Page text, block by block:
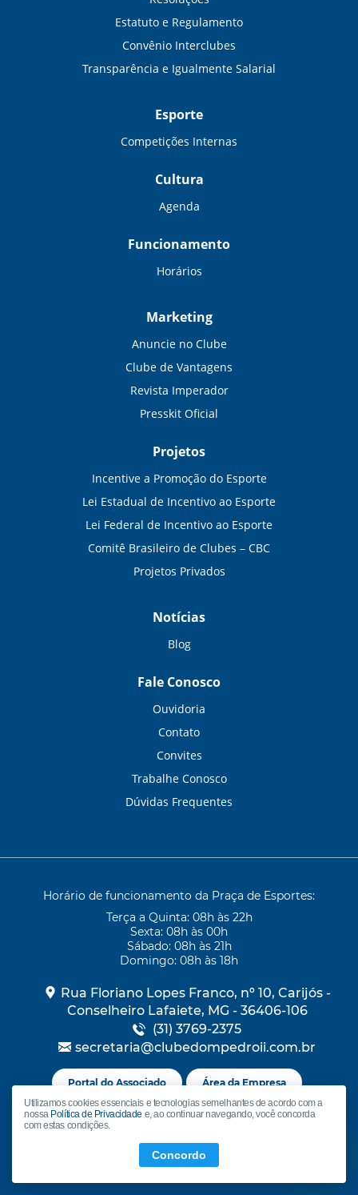
Utilizamos cookies essenciais e tecnologias semelhantes de acordo com a
nossa Política de Privacidade e, ao continuar navegando, você concorda
com estas condições.
Concordo
Estatuto e Regulamento
Convênio Interclubes
Transparência e Igualmente Salarial
Esporte
Competições Internas
Cultura
Agenda
Funcionamento
Horários
Marketing
Anuncie no Clube
Clube de Vantagens
Revista Imperador
Presskit Oficial
Projetos
Incentive a Promoção do Esporte
Lei Estadual de Incentivo ao Esporte
Lei Federal de Incentivo ao Esporte
Comitê Brasileiro de Clubes – CBC
Projetos Privados
Notícias
Blog
Fale Conosco
Ouvidoria
Contato
Convites
Trabalhe Conosco
Dúvidas Frequentes
Horário de funcionamento da Praça de Esportes:
Terça a Quinta: 08h às 22h
Sexta: 08h às 00h
Sábado: 08h às 21h
Domingo: 08h às 18h
Rua Floriano Lopes Franco, nº 10, Carijós-
Conselheiro Lafaiete, MG - 36406-106
(31) 3769-2375
secretaria@clubedompedroii.com.br
Portal do Associado Área da Empresa